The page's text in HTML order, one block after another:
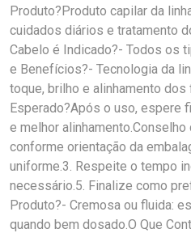
Produto?Produto capilar da
cuidados diários e tratamento
Cabelo é Indicado?- Todos os
e Benefícios?- Tecnologia da
toque, brilho e alinhamento dos
Esperado?Após o uso, espere
e melhor
conforme orientação da
uniforme.3. Respeite o tempo
necessário.5. Finalize como
Produto?- Cremosa ou fluida:
quando bem dosado.O Que